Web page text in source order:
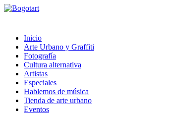
Inicio
Arte Urbano y Graffiti
Fotografía
Cultura alternativa
Artistas
Especiales
Hablemos de música
Tienda de arte urbano
Eventos